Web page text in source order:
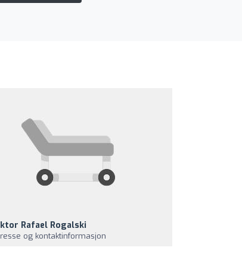
Rafael Rogalski
og kontaktinformasjon